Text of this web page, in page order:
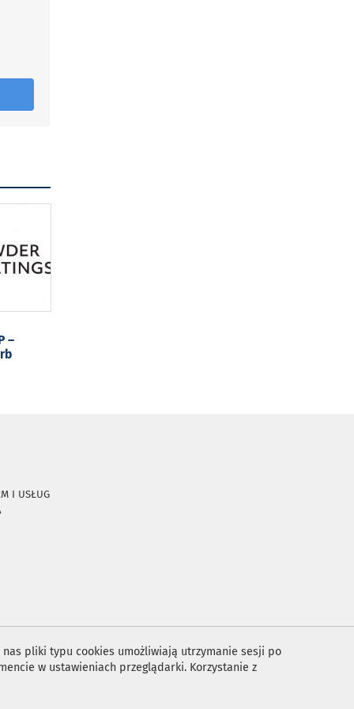
–
I USŁUG
pliki typu cookies umożliwiają utrzymanie sesji po
w ustawieniach przeglądarki. Korzystanie z